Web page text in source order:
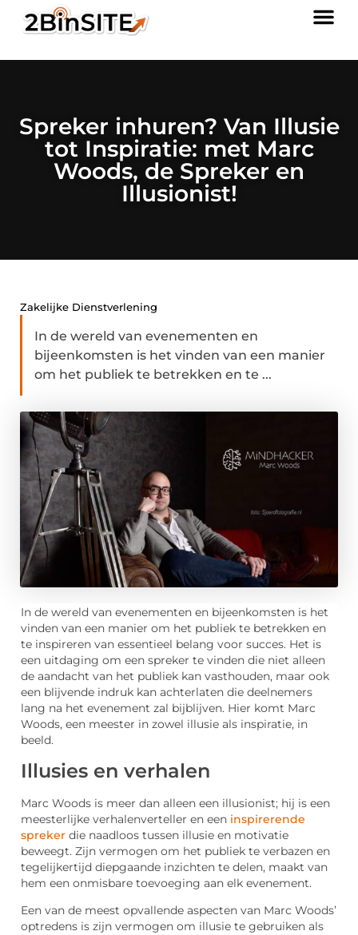
Spreker inhuren? Van Illusie
tot Inspiratie: met Marc
Woods, de Spreker en
Illusionist!
Zakelijke Dienstverlening
In de wereld van evenementen en
bijeenkomsten is het vinden van een manier
om het publiek te betrekken en te ...
In de wereld van evenementen en bijeenkomsten is het
vinden van een manier om het publiek te betrekken en
te inspireren van essentieel belang voor succes. Het is
een uitdaging om een spreker te vinden die niet alleen
de aandacht van het publiek kan vasthouden, maar ook
een blijvende indruk kan achterlaten die deelnemers
lang na het evenement zal bijblijven. Hier komt Marc
Woods, een meester in zowel illusie als inspiratie, in
beeld.
Illusies en verhalen
Marc Woods is meer dan alleen een illusionist; hij is een
meesterlijke verhalenverteller en een inspirerende
spreker die naadloos tussen illusie en motivatie
beweegt. Zijn vermogen om het publiek te verbazen en
tegelijkertijd diepgaande inzichten te delen, maakt van
hem een onmisbare toevoeging aan elk evenement.
Een van de meest opvallende aspecten van Marc Woods’
optredens is zijn vermogen om illusie te gebruiken als